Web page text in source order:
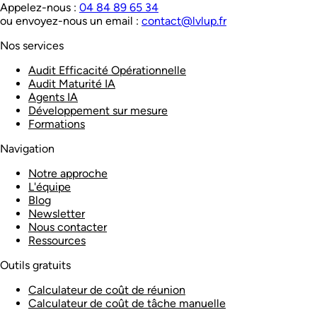
Appelez-nous : 04 84 89 65 34
ou envoyez-nous un email : contact@lvlup.fr
Nos services
Audit Efficacité Opérationnelle
Audit Maturité IA
Agents IA
Développement sur mesure
Formations
Navigation
Notre approche
L'équipe
Blog
Newsletter
Nous contacter
Ressources
Outils gratuits
Calculateur de coût de réunion
Calculateur de coût de tâche manuelle